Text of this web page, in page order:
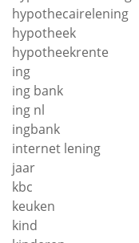
hypothecairelening
hypotheek
hypotheekrente
ing
ing bank
ing nl
ingbank
internet lening
jaar
kbc
keuken
kind